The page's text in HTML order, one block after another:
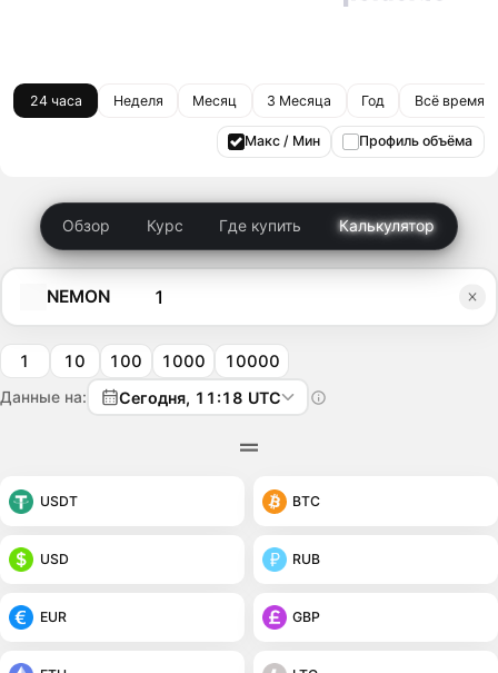
24 часа Неделя Месяц 3 Месяца Год Всё время
Макс / Мин Профиль объёма
Обзор Курс Где купить Калькулятор
NEMON
1 10 100 1000 10000
Данные на: Сегодня, 11:18 UTC
USDT BTC
USD RUB
EUR GBP